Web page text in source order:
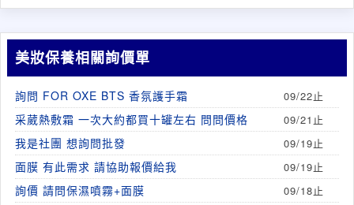
美妝保養相關詢價單
詢問 FOR OXE BTS 香氛護手霜 09/22止
采葳熱敷霜 一次大約都買十罐左右 問問價格 09/21止
我是社團 想詢問批發 09/19止
面膜 有此需求 請協助報價給我 09/19止
詢價 請問保濕噴霧+面膜 09/18止